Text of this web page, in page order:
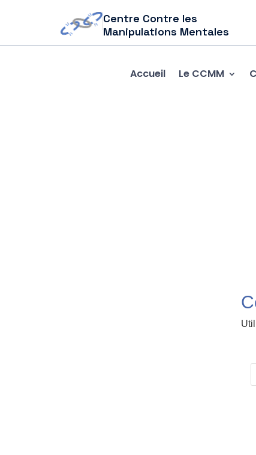
Centre Contre les
Manipulations Mentales
Accueil Le CCMM